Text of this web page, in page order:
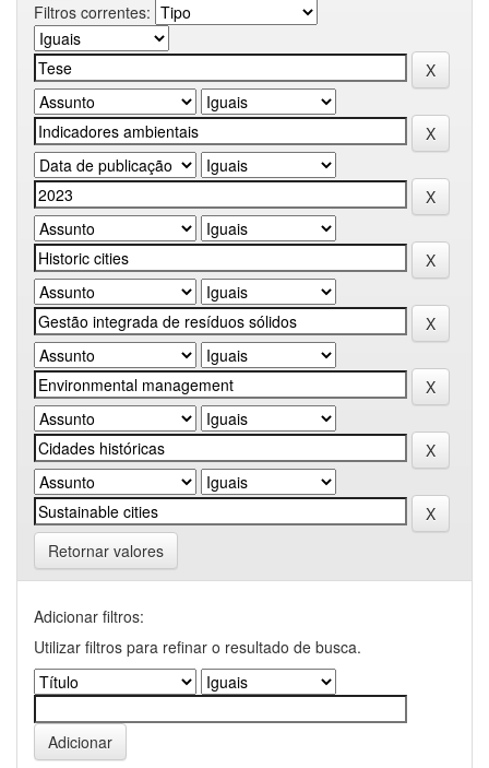
Filtros correntes:
Retornar valores
Adicionar filtros:
Utilizar filtros para refinar o resultado de busca.